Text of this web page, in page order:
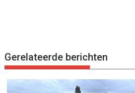
Gerelateerde berichten